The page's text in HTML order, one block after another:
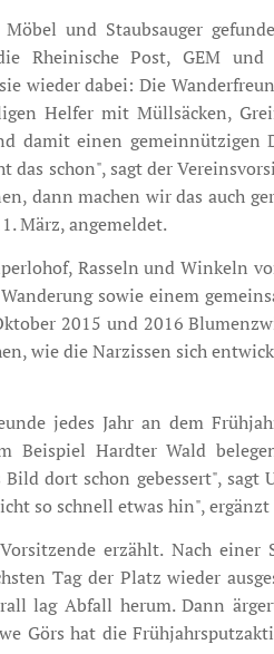
und Staubsauger
Rheinische Post, GEM
wieder dabei: Die
Helfer mit Müllsäcken,
damit einen
schon", sagt der
dann machen wir das auch
März, angemeldet.
Rasseln und Winkeln
sowie einem
2015 und 2016
wie die Narzissen sich
jedes Jahr an dem
Beispiel Hardter Wald
dort schon gebessert", sagt
so schnell etwas hin", ergänzt
erzählt. Nach
Tag der Platz wieder
lag Abfall herum. Dann
Görs hat die